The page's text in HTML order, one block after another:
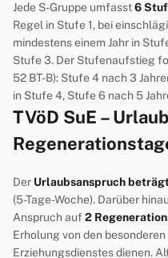
Jede S-Gruppe umfasst6
Regel in Stufe 1, bei
mindestens einem Jahr in
Stufe 3. Der Stufenaufstieg
52 BT-B): Stufe 4 nach 3
in Stufe 4, Stufe 6 nach 5
TVöD SuE –
Der Urlaubsanspruch
(5-Tage-Woche). Darüber
Anspruch auf 2
Erholung von den
Erziehungsdienstes dienen.